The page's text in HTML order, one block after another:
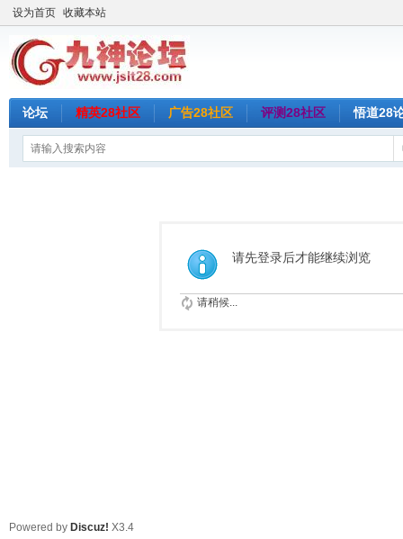
设为首页 收藏本站
论坛 精英28社区 广告28社区 评测28社区 悟道28
请先登录后才能继续浏览
请稍候...
Powered by Discuz! X3.4